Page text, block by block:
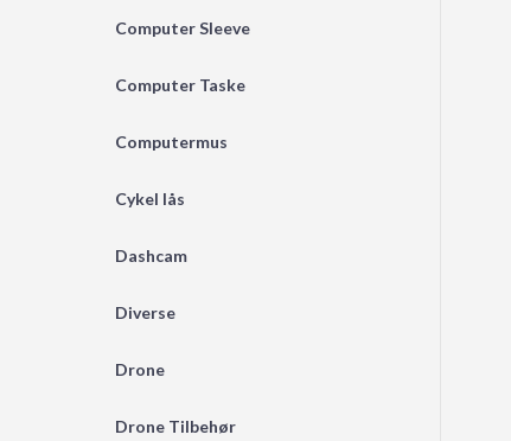
Computer Sleeve
Computer Taske
Computermus
Cykel lås
Dashcam
Diverse
Drone
Drone Tilbehør